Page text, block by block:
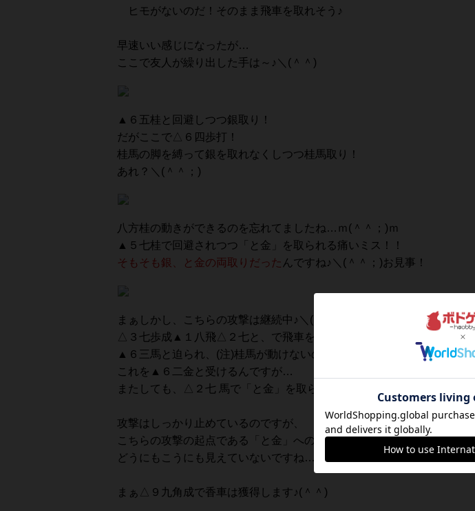
ヒモがないのだ！そのまま飛車を取れそう♪
早速いい感じになったが…
ここで友人が繰り出した手は～♪＼(＾＾)
▲６五桂と回避しつつ銀取り！
だがここで△６四歩打！
桂馬の脚を縛って銀を取れなくしつつ桂馬取り！
あれ？＼(＾＾；)
八方桂の動きができるのを忘れてましたね…ｍ(＾＾；)ｍ
▲５七桂で回避されつつ「と金」を取られる痛いミス！！
そもそも銀、と金の両取りだった んですね♪＼(＾＾；)お見事！
まぁしかし、こちらの攻撃は継続中♪＼(＾へ＾；)
△３七歩成▲１八飛△２七と、で飛車を追い詰めるも…
▲６三馬と迫られ、(注)桂馬が動けないので△７三銀が浮いている！
これを▲６二金と受けるんですが…
またしても、△２七 馬で「と金」を取られてしまいます！(＾ω＾；)
攻撃はしっかり止めているのですが、
こちらの攻撃の起点である「と金」への両取りになっているのが、
どうにもこうにも見えていないですね…＼(＾ω＾；)最近調子悪いなぁ～
まぁ△９九角成で香車は獲得します♪(＾＾)